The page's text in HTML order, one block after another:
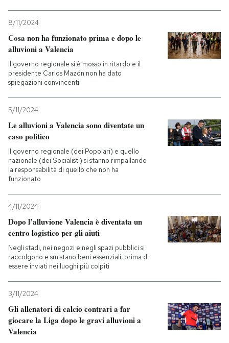
8/11/2024
Cosa non ha funzionato prima e dopo le
alluvioni a Valencia
Il governo regionale si è mosso in ritardo e il
presidente Carlos Mazón non ha dato
spiegazioni convincenti
5/11/2024
Le alluvioni a Valencia sono diventate un
caso politico
Il governo regionale (dei Popolari) e quello
nazionale (dei Socialisti) si stanno rimpallando
la responsabilità di quello che non ha
funzionato
4/11/2024
Dopo l’alluvione Valencia è diventata un
centro logistico per gli aiuti
Negli stadi, nei negozi e negli spazi pubblici si
raccolgono e smistano beni essenziali, prima di
essere inviati nei luoghi più colpiti
3/11/2024
Gli allenatori di calcio contrari a far
giocare la Liga dopo le gravi alluvioni a
Valencia